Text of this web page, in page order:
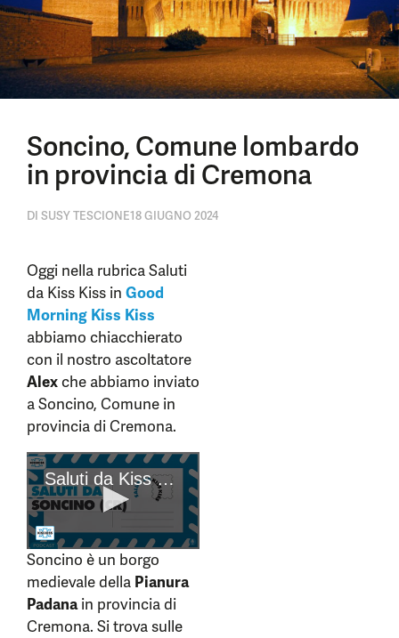
Soncino, Comune lombardo
in provincia di Cremona
DI SUSY TESCIONE18 GIUGNO 2024
Oggi nella rubrica Saluti
da Kiss Kiss in Good
Morning Kiss Kiss
abbiamo chiacchierato
con il nostro ascoltatore
Alexche abbiamo inviato
a Soncino, Comune in
provincia di Cremona.
Soncino è un borgo
medievale della Pianura
Padanain provincia di
Cremona. Si trova sulle